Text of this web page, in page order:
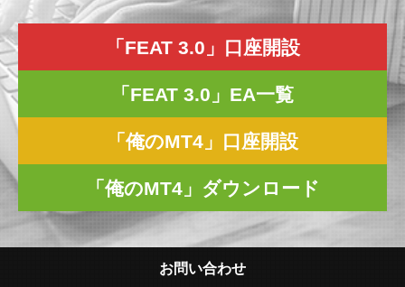
「FEAT 3.0」口座開設
「FEAT 3.0」EA一覧
「俺のMT4」口座開設
「俺のMT4」ダウンロード
お問い合わせ